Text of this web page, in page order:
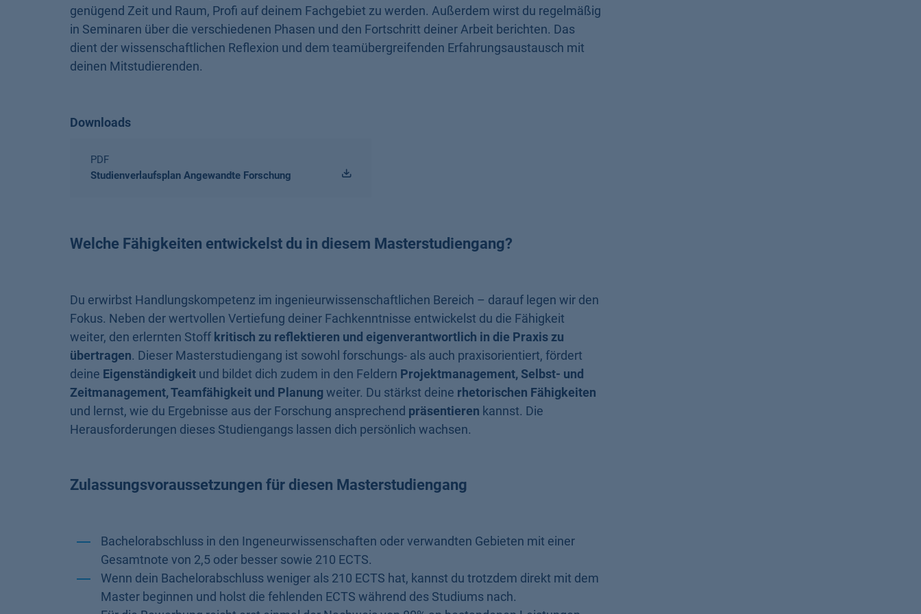
genügend Zeit und Raum, Profi auf deinem Fachgebiet zu werden. Außerdem wirst du regelmäßig
in Seminaren über die verschiedenen Phasen und den Fortschritt deiner Arbeit berichten. Das
dient der wissenschaftlichen Reflexion und dem teamübergreifenden Erfahrungsaustausch mit
deinen Mitstudierenden.
Downloads
PDF
Studienverlaufsplan Angewandte Forschung
Welche Fähigkeiten entwickelst du in diesem Masterstudiengang?
Du erwirbst Handlungskompetenz im ingenieurwissenschaftlichen Bereich – darauf legen wir den
Fokus. Neben der wertvollen Vertiefung deiner Fachkenntnisse entwickelst du die Fähigkeit
weiter, den erlernten Stoff kritisch zu reflektieren und eigenverantwortlich in die Praxis zu
übertragen. Dieser Masterstudiengang ist sowohl forschungs- als auch praxisorientiert, fördert
deine Eigenständigkeit und bildet dich zudem in den Feldern Projektmanagement, Selbst- und
Zeitmanagement, Teamfähigkeit und Planung weiter. Du stärkst deine rhetorischen Fähigkeiten
und lernst, wie du Ergebnisse aus der Forschung ansprechend präsentieren kannst. Die
Herausforderungen dieses Studiengangs lassen dich persönlich wachsen.
Zulassungsvoraussetzungen für diesen Masterstudiengang
Bachelorabschluss in den Ingeneurwissenschaften oder verwandten Gebieten mit einer
Gesamtnote von 2,5 oder besser sowie 210 ECTS.
Wenn dein Bachelorabschluss weniger als 210 ECTS hat, kannst du trotzdem direkt mit dem
Master beginnen und holst die fehlenden ECTS während des Studiums nach.